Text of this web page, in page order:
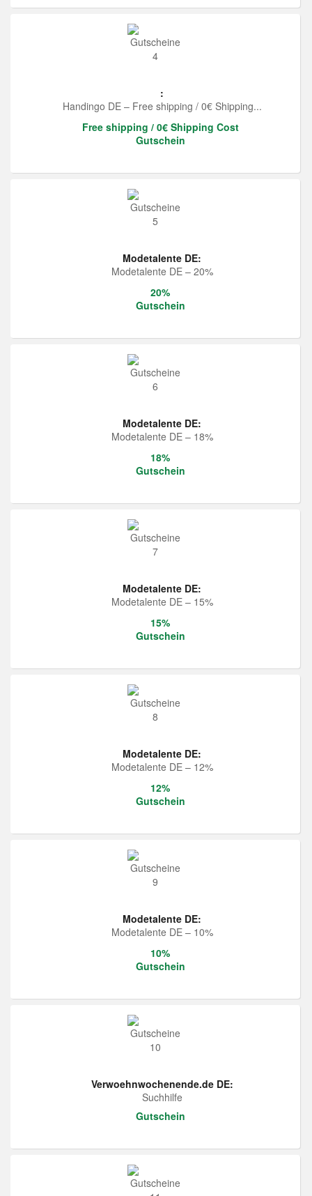
:
Handingo DE – Free shipping / 0€ Shipping...
Free shipping / 0€ Shipping Cost
Gutschein
Modetalente DE:
Modetalente DE – 20%
20%
Gutschein
Modetalente DE:
Modetalente DE – 18%
18%
Gutschein
Modetalente DE:
Modetalente DE – 15%
15%
Gutschein
Modetalente DE:
Modetalente DE – 12%
12%
Gutschein
Modetalente DE:
Modetalente DE – 10%
10%
Gutschein
Verwoehnwochenende.de DE:
Suchhilfe
Gutschein